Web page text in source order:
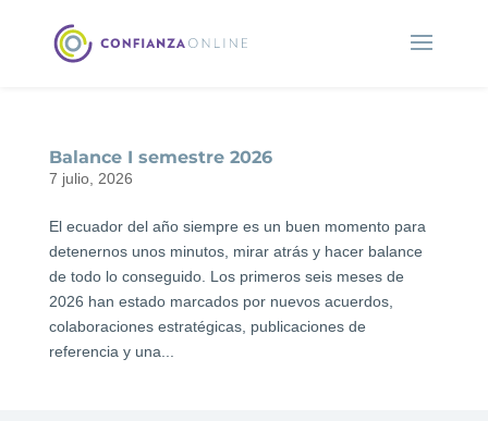
Balance I semestre 2026
7 julio, 2026
El ecuador del año siempre es un buen momento para
detenernos unos minutos, mirar atrás y hacer balance
de todo lo conseguido. Los primeros seis meses de
2026 han estado marcados por nuevos acuerdos,
colaboraciones estratégicas, publicaciones de
referencia y una...